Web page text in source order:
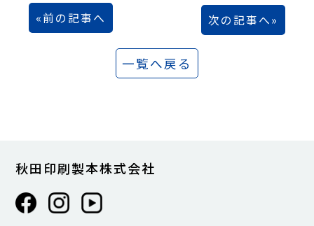
前の記事へ 次の記事へ
一覧へ戻る
秋田印刷製本株式会社